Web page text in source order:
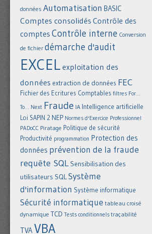
données Automatisation BASIC
Comptes consolidés Contrôle des
comptes Contrôle interne Conversion
de fichier démarche d'audit
EXCEL exploitation des
données extraction de données FEC
Fichier des Ecritures Comptables filtres For...
To... Next Fraude IA Intelligence artificielle
Loi SAPIN 2 NEP Normes d'Exercice Professionnel
PADoCC Piratage Politique de sécurité
Productivité programmation Protection des
données prévention de la fraude
requête SQL Sensibilisation des
utilisateurs SQLSystème
d'information Système informatique
Sécurité informatique tableau croisé
dynamique TCD Tests conditionnels traçabilité
TVAVBA